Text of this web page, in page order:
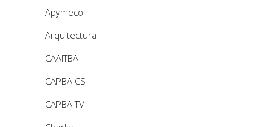
Apymeco
Arquitectura
CAAITBA
CAPBA CS
CAPBA TV